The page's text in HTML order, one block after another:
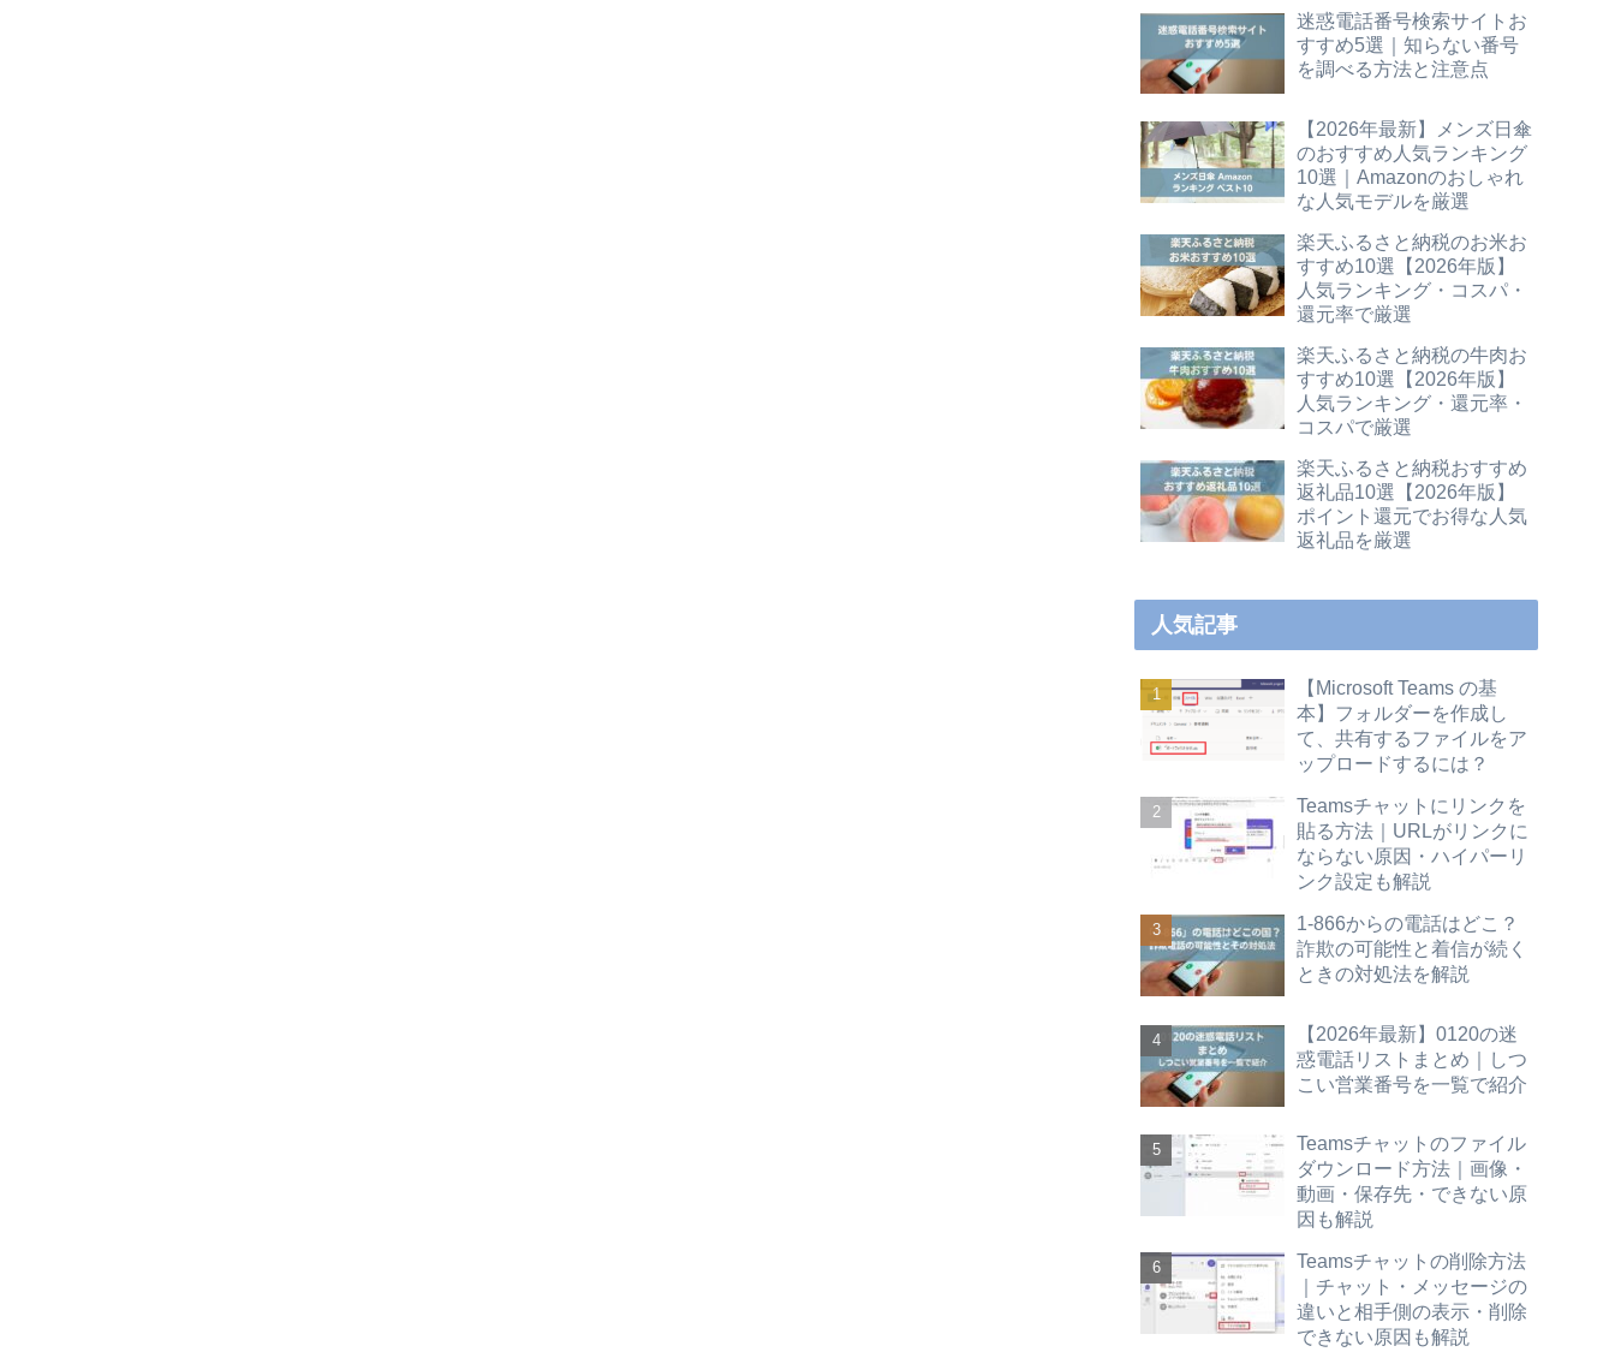
迷惑電話番号検索サイトお
すすめ5選｜知らない番号
を調べる方法と注意点
【2026年最新】メンズ日傘
のおすすめ人気ランキング
10選｜Amazonのおしゃれ
な人気モデルを厳選
楽天ふるさと納税のお米お
すすめ10選【2026年版】
人気ランキング・コスパ・
還元率で厳選
楽天ふるさと納税の牛肉お
すすめ10選【2026年版】
人気ランキング・還元率・
コスパで厳選
楽天ふるさと納税おすすめ
返礼品10選【2026年版】
ポイント還元でお得な人気
返礼品を厳選
人気記事
【Microsoft Teams の基
本】フォルダーを作成し
て、共有するファイルをア
ップロードするには？
Teamsチャットにリンクを
貼る方法｜URLがリンクに
ならない原因・ハイパーリ
ンク設定も解説
1-866からの電話はどこ？
詐欺の可能性と着信が続く
ときの対処法を解説
【2026年最新】0120の迷
惑電話リストまとめ｜しつ
こい営業番号を一覧で紹介
Teamsチャットのファイル
ダウンロード方法｜画像・
動画・保存先・できない原
因も解説
Teamsチャットの削除方法
｜チャット・メッセージの
違いと相手側の表示・削除
できない原因も解説